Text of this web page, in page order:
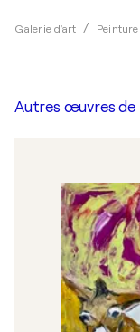
Galerie d'art Peinture
Autres œuvres de